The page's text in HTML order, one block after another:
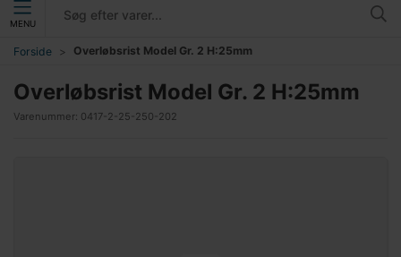
MENU
Forside Overløbsrist Model Gr. 2 H:25mm
Overløbsrist Model Gr. 2 H:25mm
Varenummer: 0417-2-25-250-202